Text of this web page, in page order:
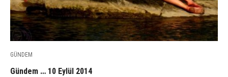
GÜNDEM
Gündem … 10 Eylül 2014